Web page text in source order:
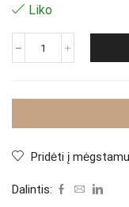
Liko
produkto
"Adore
Pridėti į
Dalintis: